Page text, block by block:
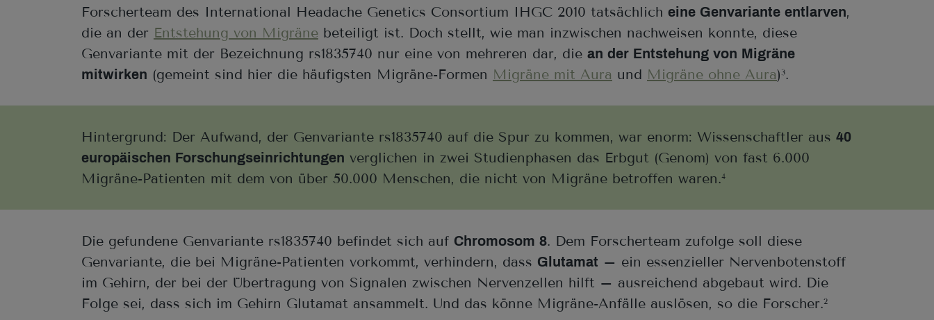
Forscherteam des International Headache Genetics Consortium IHGC 2010 tatsächlich eine Genvariante entlarven,
die an der Entstehung von Migräne beteiligt ist. Doch stellt, wie man inzwischen nachweisen konnte, diese
Genvariante mit der Bezeichnung rs1835740 nur eine von mehreren dar, die an der Entstehung von Migräne
mitwirken (gemeint sind hier die häufigsten Migräne-Formen Migräne mit Aura und Migräne ohne Aura) 3.
Hintergrund: Der Aufwand, der Genvariante rs1835740 auf die Spur zu kommen, war enorm: Wissenschaftler aus 40
europäischen Forschungseinrichtungen verglichen in zwei Studienphasen das Erbgut (Genom) von fast 6.000
Migräne-Patienten mit dem von über 50.000 Menschen, die nicht von Migräne betroffen waren.4
Die gefundene Genvariante rs1835740 befindet sich auf Chromosom 8. Dem Forscherteam zufolge soll diese
Genvariante, die bei Migräne-Patienten vorkommt, verhindern, dass Glutamat – ein essenzieller Nervenbotenstoff
im Gehirn, der bei der Übertragung von Signalen zwischen Nervenzellen hilft – ausreichend abgebaut wird. Die
Folge sei, dass sich im Gehirn Glutamat ansammelt. Und das könne Migräne-Anfälle auslösen, so die Forscher.2